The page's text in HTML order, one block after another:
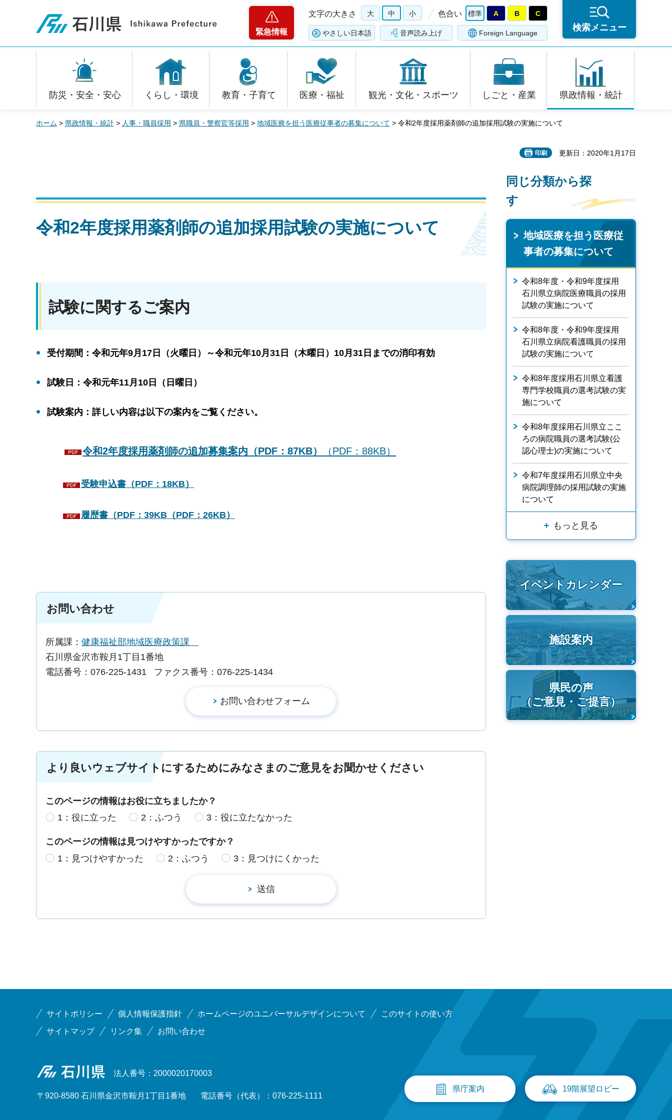
石川県
緊急情報
文字の大きさ 大 中 小 色合い 標準 A B C
やさしい日本語 音声読み上げ Foreign Language
検索メニュー
防災・安全・安心 くらし・環境 教育・子育て 医療・福祉 観光・文化・スポーツ しごと・産業 県政情報・統計
ホーム > 県政情報・統計 > 人事・職員採用 > 県職員・警察官等採用 > 地域医療を担う医療従事者の募集について > 令和2年度採用薬剤師の追加採用試験の実施について
印刷 更新日：2020年1月17日
令和2年度採用薬剤師の追加採用試験の実施について
試験に関するご案内
受付期間：令和元年9月17日（火曜日）～令和元年10月31日（木曜日）10月31日までの消印有効
試験日：令和元年11月10日（日曜日）
試験案内：詳しい内容は以下の案内をご覧ください。
令和2年度採用薬剤師の追加募集案内（PDF：87KB） （PDF：88KB）
受験申込書（PDF：18KB）
履歴書（PDF：39KB（PDF：26KB）
お問い合わせ
所属課： 健康福祉部地域医療政策課
石川県金沢市鞍月1丁目1番地
電話番号：076-225-1431
ファクス番号：076-225-1434
より良いウェブサイトにするためにみなさまのご意見をお聞かせください
このページの情報はお役に立ちましたか？
1：役に立った
2：ふつう 3：役に立たなかった
このページの情報は見つけやすかったですか？
1：見つけやすかった
2：ふつう 3：見つけにくかった
同じ分類から探
す
地域医療を担う医療従
事者の募集について
令和8年度・令和9年度採用
石川県立病院医療職員の採用
試験の実施について
令和8年度・令和9年度採用
石川県立病院看護職員の採用
試験の実施について
令和8年度採用石川県立看護
専門学校職員の選考試験の実
施について
令和8年度採用石川県立ここ
ろの病院職員の選考試験(公
認心理士)の実施について
令和7年度採用石川県立中央
病院調理師の採用試験の実施
について
もっと見る
イベントカレンダー
施設案内
県民の声
（ご意見・ご提言）
サイトポリシー 個人情報保護指針 ホームページのユニバーサルデザインについて このサイトの使い方
サイトマップ リンク集 お問い合わせ
石川県 法人番号：2000020170003
〒920-8580 石川県金沢市鞍月1丁目1番地 電話番号（代表）：076-225-1111
県庁案内 19階展望ロビー